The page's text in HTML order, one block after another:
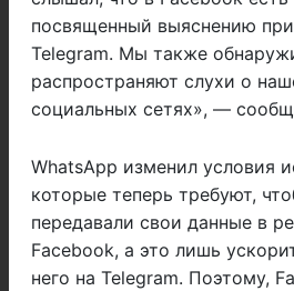
посвященный выяснению
Telegram. Мы также
распространяют слухи о
социальных сетях», —
WhatsApp изменил условия
которые теперь требуют,
передавали свои данные в
Facebook, а это лишь
него на Telegram. Поэтому,